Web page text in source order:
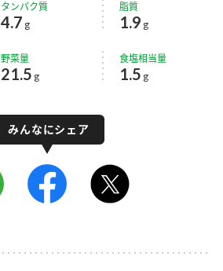
タンパク質
4.7 g
脂質
1.9 g
野菜量
21.5 g
食塩相当量
1.5 g